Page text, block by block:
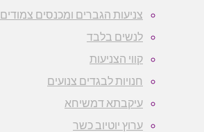
צניעות הגברים ומכנסים צמודים
לנשים בלבד
קווי הצניעות
חנויות לבגדים צנועים
עיקבתא דמשיחא
ערוץ יוטיוב כשר